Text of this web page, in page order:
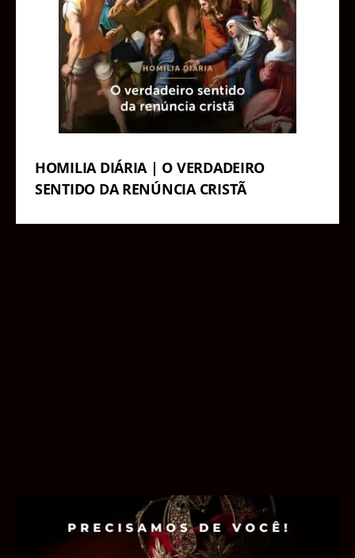
HOMILIA DIÁRIA | O VERDADEIRO
SENTIDO DA RENÚNCIA CRISTÃ